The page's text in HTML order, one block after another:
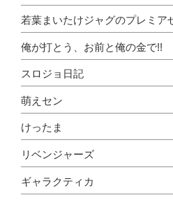
若葉まいたけジャグのプレミア
俺が打とう、お前と俺の金で!!
スロジョ日記
萌えセン
けったま
リベンジャーズ
ギャラクティカ